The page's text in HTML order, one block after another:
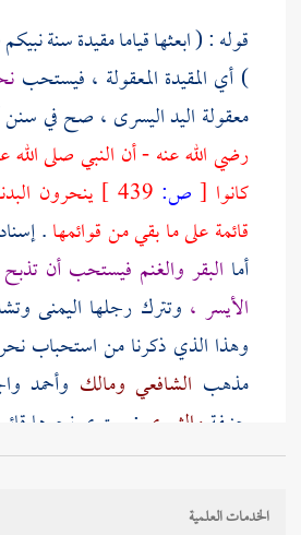
قوله : ( ابعثها قياما مقيدة سنة
) أي المقيدة المعقولة ، فيستحب
معقولة اليد اليسرى ، صح في سنن
رضي الله عنه - أن النبي صلى
كانوا [ ص:
ينحرون
قائمة على ما بقي من قوائمها.
أما البقر والغنم فيستحب أن
الأيسر ، وتترك رجلها اليمنى
وهذا الذي ذكرنا من استحباب
مذهب الشافعي ومالك وأحمد
حنيفةوالثوري : يستوي نحرها
، وحكى القاضي عنطاوسأن
للسنة . والله أعلم .
الخدمات العلمية